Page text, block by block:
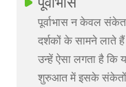
पूर्वाभास न केवल
दर्शकों के सामने लाते हैं
उन्हें ऐसा लगता है कि
शुरुआत में इसके संकेतों